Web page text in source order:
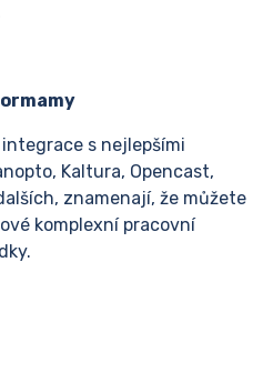
s nejlepšími
Kaltura, Opencast,
znamenají, že můžete
komplexní pracovní